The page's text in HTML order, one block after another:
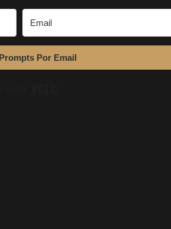
Por Email